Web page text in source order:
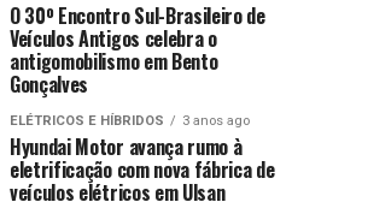
O 30º Encontro Sul-Brasileiro de
Veículos Antigos celebra o
antigomobilismo em Bento
Gonçalves
ELÉTRICOS E HÍBRIDOS 3 anos ago
Hyundai Motor avança rumo à
eletrificação com nova fábrica de
veículos elétricos em Ulsan